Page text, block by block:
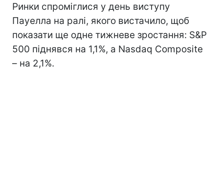
Ринки спроміглися у день виступу
Пауелла на ралі, якого вистачило, щоб
показати ще одне тижневе зростання: S&P
500 піднявся на 1,1%, а Nasdaq Composite
– на 2,1%.